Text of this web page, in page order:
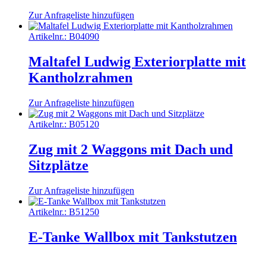
Zur Anfrageliste hinzufügen
Artikelnr.: B04090
Maltafel Ludwig Exteriorplatte mit
Kantholzrahmen
Zur Anfrageliste hinzufügen
Artikelnr.: B05120
Zug mit 2 Waggons mit Dach und
Sitzplätze
Zur Anfrageliste hinzufügen
Artikelnr.: B51250
E-Tanke Wallbox mit Tankstutzen